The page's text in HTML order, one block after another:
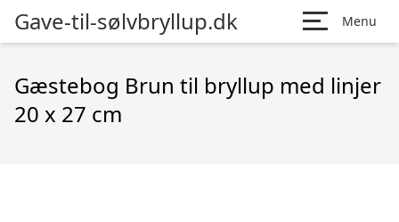
Gave-til-sølvbryllup.dk Menu
Gæstebog Brun til bryllup med linjer
20 x 27 cm